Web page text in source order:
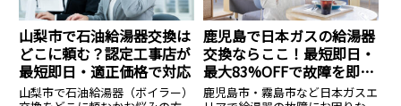
山梨市で石油給湯器交換は
どこに頼む？認定工事店が
最短即日・適正価格で対応
山梨市で石油給湯器（ボイラー）
鹿児島で日本ガスの給湯器
交換ならここ！最短即日・
最大83%OFFで故障を即解
決
鹿児島市・霧島市など日本ガスエ